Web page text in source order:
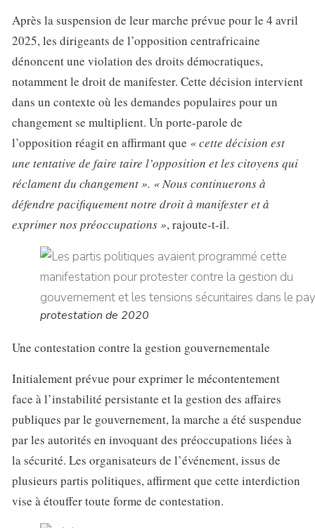
Après la suspension de leur marche prévue pour le 4 avril
2025, les dirigeants de l’opposition centrafricaine
dénoncent une violation des droits démocratiques,
notamment le droit de manifester. Cette décision intervient
dans un contexte où les demandes populaires pour un
changement se multiplient. Un porte-parole de
l’opposition réagit en affirmant que « cette décision est
une tentative de faire taire l’opposition et les citoyens qui
réclament du changement ». « Nous continuerons à
défendre pacifiquement notre droit à manifester et à
exprimer nos préoccupations », rajoute-t-il.
protestation de 2020
Une contestation contre la gestion gouvernementale
Initialement prévue pour exprimer le mécontentement
face à l’instabilité persistante et la gestion des affaires
publiques par le gouvernement, la marche a été suspendue
par les autorités en invoquant des préoccupations liées à
la sécurité. Les organisateurs de l’événement, issus de
plusieurs partis politiques, affirment que cette interdiction
vise à étouffer toute forme de contestation.